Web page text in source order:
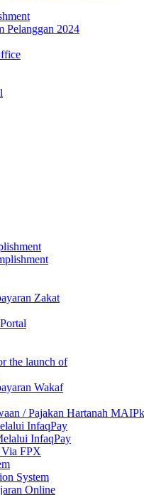
Pelanggan 2024
Zakat
the launch of
Wakaf
/ Pajakan Hartanah MAIPk
InfaqPay
InfaqPay
Via FPX
System
Online